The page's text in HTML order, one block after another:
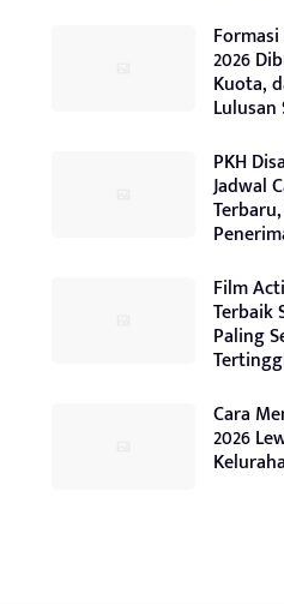
2026
Kuota,
Lulusan
PKH
Jadwal
Film
Terbaik
Paling
Cara
2026